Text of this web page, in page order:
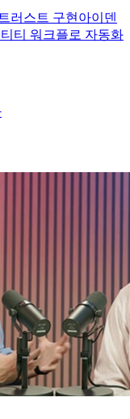
러스트 구현 아이덴
티 워크플로 자동화